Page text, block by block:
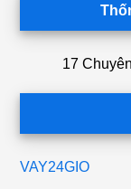
17
VAY24GIO